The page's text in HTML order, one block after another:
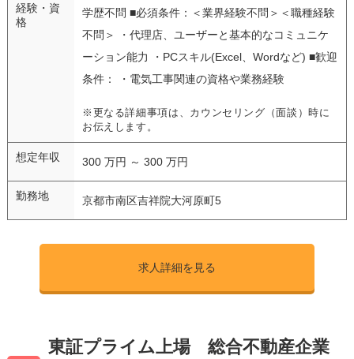
経験・資
格
学歴不問 ■必須条件：＜業界経験不問＞＜職種経験
不問＞ ・代理店、ユーザーと基本的なコミュニケ
ーション能力 ・PCスキル(Excel、Wordなど) ■歓迎
条件： ・電気工事関連の資格や業務経験
※更なる詳細事項は、カウンセリング（面談）時に
お伝えします。
想定年収 300 万円 ～ 300 万円
勤務地 京都市南区吉祥院大河原町5
求人詳細を見る
東証プライム上場 総合不動産企業